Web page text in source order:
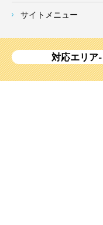
サイトメニュー
対応エリア-